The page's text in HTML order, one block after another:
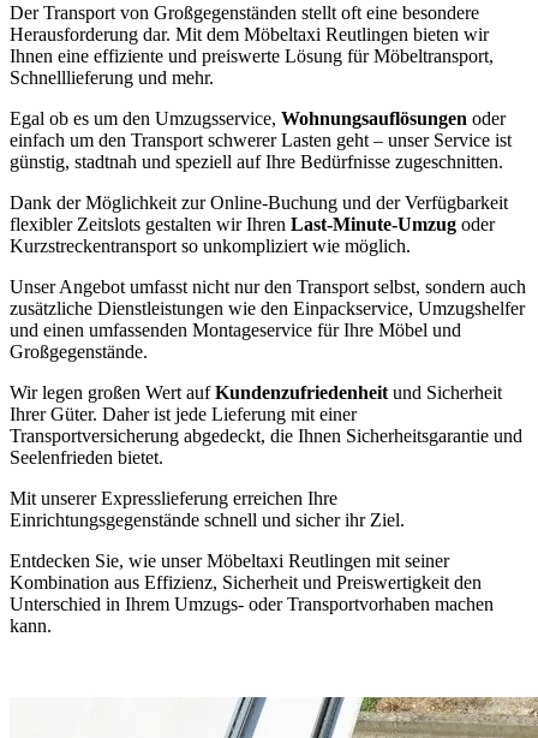
Der Transport von Großgegenständen stellt oft eine besondere
Herausforderung dar. Mit dem Möbeltaxi Reutlingen bieten wir
Ihnen eine effiziente und preiswerte Lösung für Möbeltransport,
Schnelllieferung und mehr.
Egal ob es um den Umzugsservice, Wohnungsauflösungen oder
einfach um den Transport schwerer Lasten geht – unser Service ist
günstig, stadtnah und speziell auf Ihre Bedürfnisse zugeschnitten.
Dank der Möglichkeit zur Online-Buchung und der Verfügbarkeit
flexibler Zeitslots gestalten wir Ihren Last-Minute-Umzug oder
Kurzstreckentransport so unkompliziert wie möglich.
Unser Angebot umfasst nicht nur den Transport selbst, sondern auch
zusätzliche Dienstleistungen wie den Einpackservice, Umzugshelfer
und einen umfassenden Montageservice für Ihre Möbel und
Großgegenstände.
Wir legen großen Wert aufKundenzufriedenheit und Sicherheit
Ihrer Güter. Daher ist jede Lieferung mit einer
Transportversicherung abgedeckt, die Ihnen Sicherheitsgarantie und
Seelenfrieden bietet.
Mit unserer Expresslieferung erreichen Ihre
Einrichtungsgegenstände schnell und sicher ihr Ziel.
Entdecken Sie, wie unser Möbeltaxi Reutlingen mit seiner
Kombination aus Effizienz, Sicherheit und Preiswertigkeit den
Unterschied in Ihrem Umzugs- oder Transportvorhaben machen
kann.